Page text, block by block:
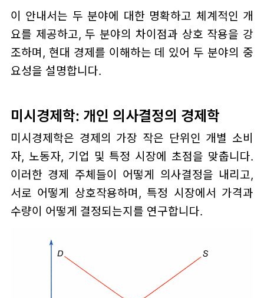
이 안내서는 두 분야에 대한 명확하고 체계적인 개
요를 제공하고, 두 분야의 차이점과 상호 작용을 강
조하며, 현대 경제를 이해하는 데 있어 두 분야의 중
요성을 설명합니다.
미시경제학: 개인 의사결정의 경제학
미시경제학은 경제의 가장 작은 단위인 개별 소비
자, 노동자, 기업 및 특정 시장에 초점을 맞춥니다.
이러한 경제 주체들이 어떻게 의사결정을 내리고,
서로 어떻게 상호작용하며, 특정 시장에서 가격과
수량이 어떻게 결정되는지를 연구합니다.